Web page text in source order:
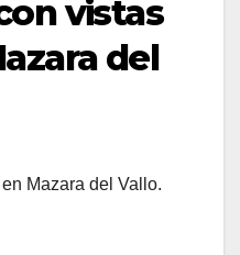
vistas
del